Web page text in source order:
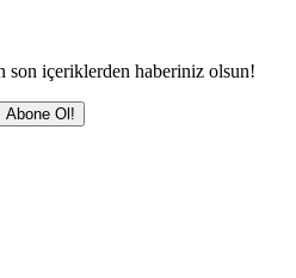
son içeriklerden haberiniz olsun!